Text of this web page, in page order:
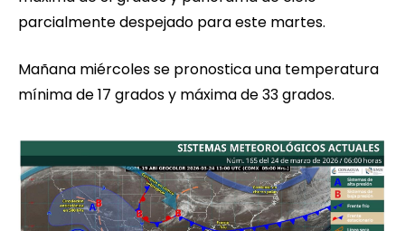
parcialmente despejado para este martes.
Mañana miércoles se pronostica una temperatura
mínima de 17 grados y máxima de 33 grados.